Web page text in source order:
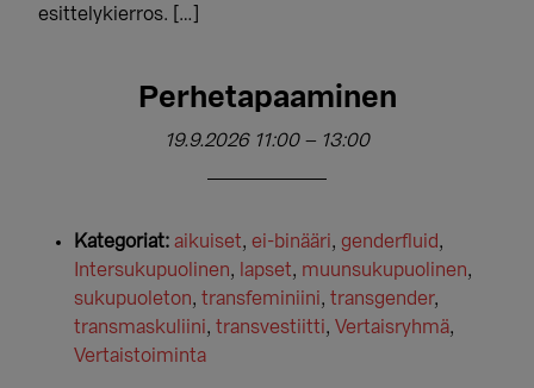
esittelykierros. […]
Perhetapaaminen
19.9.2026 11:00– 13:00
Kategoriat: aikuiset,ei-binääri, genderfluid,
Intersukupuolinen, lapset, muunsukupuolinen,
sukupuoleton,transfeminiini,transgender,
transmaskuliini,transvestiitti,Vertaisryhmä,
Vertaistoiminta